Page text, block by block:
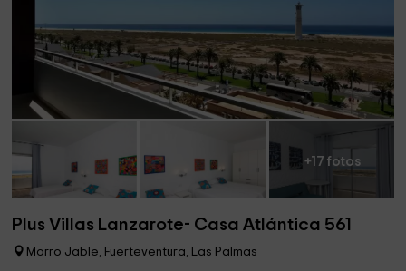
+17 fotos
Plus Villas Lanzarote- Casa Atlántica 561
Morro Jable, Fuerteventura, Las Palmas